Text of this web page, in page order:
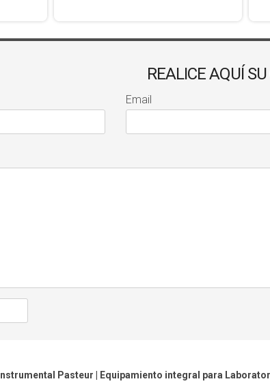
REALICE AQUÍ
Email
Instrumental Pasteur | Equipamiento integral para